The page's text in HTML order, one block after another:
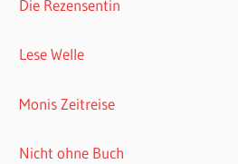
Die Rezensentin
Lese Welle
Monis Zeitreise
Nicht ohne Buch